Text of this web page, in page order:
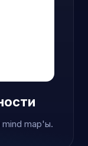
mind map'ы.